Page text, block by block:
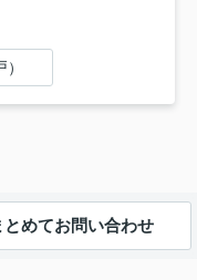
とめてお問い合わせ